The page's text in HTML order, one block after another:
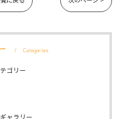
Categories
ゴリー
ャラリー